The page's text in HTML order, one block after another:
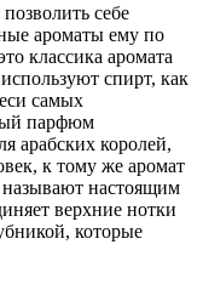
себе
ароматы ему по
классика аромата
спирт, как
самых
парфюм
арабских королей,
к тому же аромат
настоящим
верхние нотки
которые